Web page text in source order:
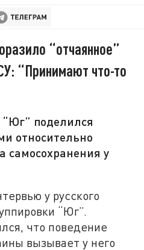
“отчаянное”
“Принимают что-то
поделился
относительно
самосохранения у
у русского
“Юг”.
что поведение
вызывает у него